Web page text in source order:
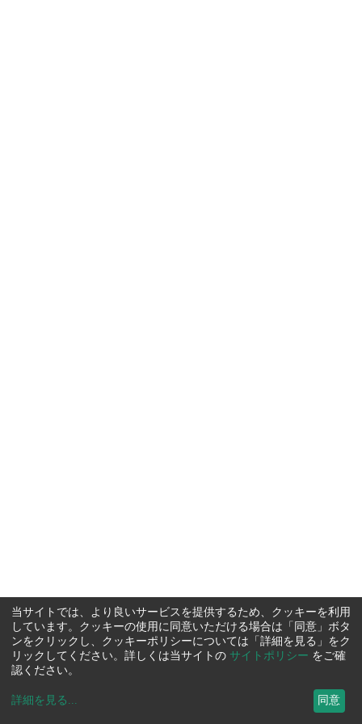
当サイトでは、より良いサービスを提供するため、クッキーを利用
しています。クッキーの使用に同意いただける場合は「同意」ボタ
ンをクリックし、クッキーポリシーについては「詳細を見る」をク
リックしてください。詳しくは当サイトの サイトポリシー をご確
認ください。
詳細を見る ... 同意